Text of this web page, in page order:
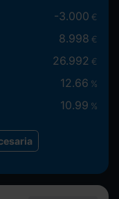
-3.000 €
8.998 €
26.992 €
12.66 %
10.99 %